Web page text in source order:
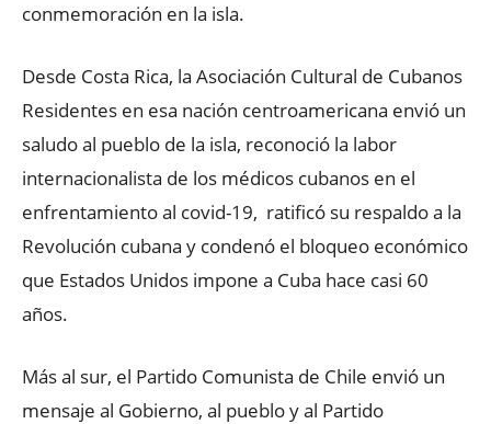
conmemoración en la isla.
Desde Costa Rica, la Asociación Cultural de Cubanos
Residentes en esa nación centroamericana envió un
saludo al pueblo de la isla, reconoció la labor
internacionalista de los médicos cubanos en el
enfrentamiento al covid-19, ratificó su respaldo a la
Revolución cubana y condenó el bloqueo económico
que Estados Unidos impone a Cuba hace casi 60
años.
Más al sur, el Partido Comunista de Chile envió un
mensaje al Gobierno, al pueblo y al Partido